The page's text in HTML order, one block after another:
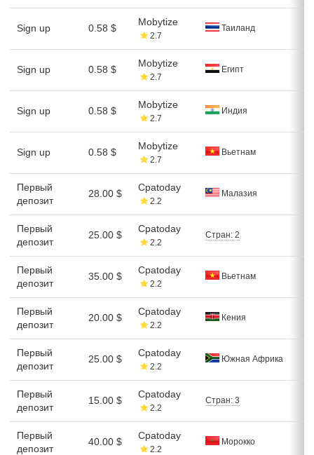
Sign up 0.58 $
Mobytize
2.7
Таиланд
Sign up 0.58 $
Mobytize
2.7
Египт
Sign up 0.58 $
Mobytize
2.7
Индия
Sign up 0.58 $
Mobytize
2.7
Вьетнам
Первый
депозит
28.00 $
Cpatoday
2.2
Малазия
Первый
депозит
25.00 $
Cpatoday
2.2
Стран: 2
Первый
депозит
35.00 $
Cpatoday
2.2
Вьетнам
Первый
депозит
20.00 $
Cpatoday
2.2
Кения
Первый
депозит
25.00 $
Cpatoday
2.2
Южная Африка
Первый
депозит
15.00 $
Cpatoday
2.2
Стран: 3
Первый
депозит
40.00 $
Cpatoday
2.2
Морокко